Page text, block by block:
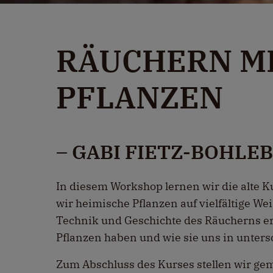
RÄUCHERN
PFLANZEN
– GABI FIETZ-
In diesem Workshop lernen wir die alte
wir heimische Pflanzen auf vielfältige
Technik und Geschichte des Räucherns
Pflanzen haben und wie sie uns in
Zum Abschluss des Kurses stellen wir